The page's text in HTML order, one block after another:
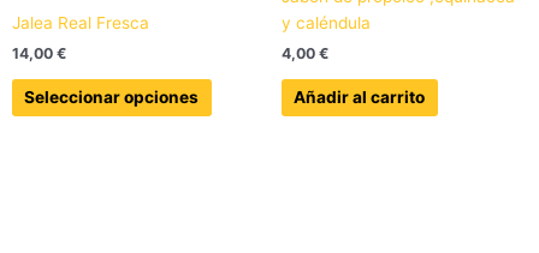
Jalea Real Fresca
14,00 €
Seleccionar opciones
variantes.
opciones
y caléndula
4,00 €
Añadir al carrito